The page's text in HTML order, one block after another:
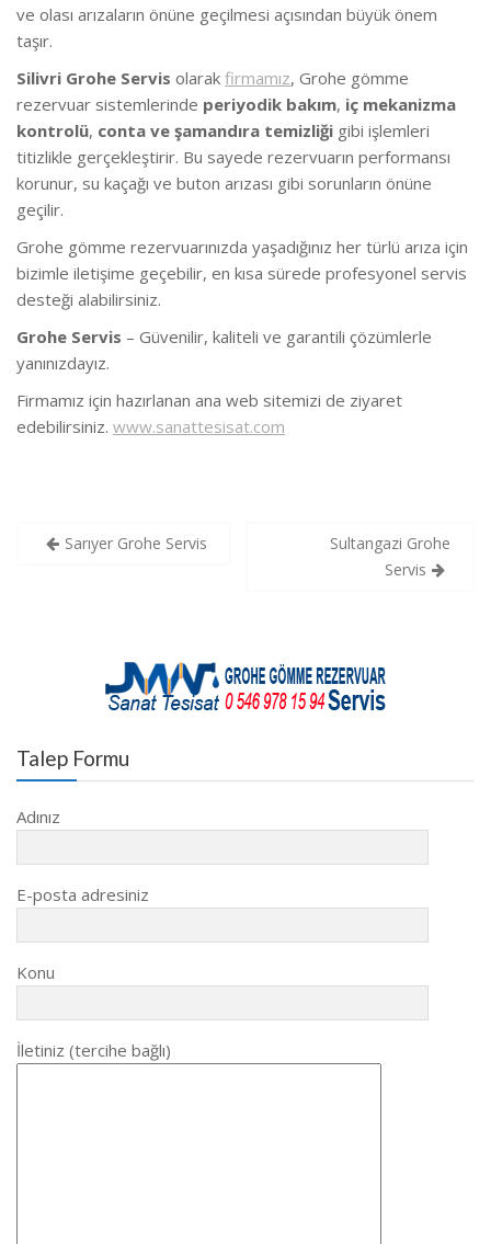
ve olası arızaların önüne geçilmesi açısından büyük önem
taşır.
Silivri Grohe Servis olarak firmamız, Grohe gömme
rezervuar sistemlerinde periyodik bakım, iç mekanizma
kontrolü, conta ve şamandıra temizliği gibi işlemleri
titizlikle gerçekleştirir. Bu sayede rezervuarın performansı
korunur, su kaçağı ve buton arızası gibi sorunların önüne
geçilir.
Grohe gömme rezervuarınızda yaşadığınız her türlü arıza için
bizimle iletişime geçebilir, en kısa sürede profesyonel servis
desteği alabilirsiniz.
Grohe Servis – Güvenilir, kaliteli ve garantili çözümlerle
yanınızdayız.
Firmamız için hazırlanan ana web sitemizi de ziyaret
edebilirsiniz. www.sanattesisat.com
YazıSarıyer Grohe Servis
Sultangazi Grohe
Servis
Talep Formu
Adınız
E-posta adresiniz
Konu
İletiniz (tercihe bağlı)